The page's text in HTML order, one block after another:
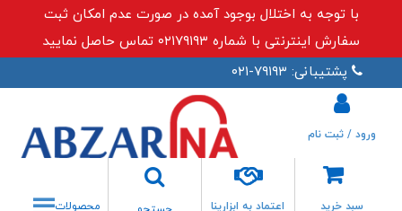
با توجه به اختلال بوجود آمده در صورت عدم امکان ثبت
سفارش اینترنتی با شماره ۰۲۱۷۹۱۹۳ تماس حاصل نمایید
پشتیبانی: ۷۹۱۹۳-۰۲۱
سبد خرید اعتماد به ابزارینا
جستجو
ورود / ثبت نام
محصولات